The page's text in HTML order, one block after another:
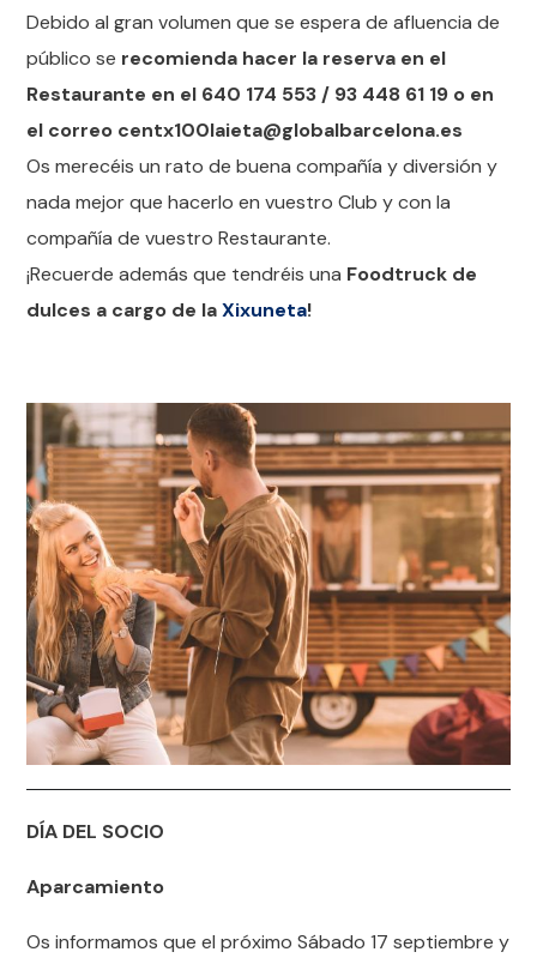
Debido al gran volumen que se espera de afluencia de
público se recomienda hacer la reserva en el
Restaurante en el 640 174 553 / 93 448 61 19 o en
el correo centx100laieta@globalbarcelona.es
Os merecéis un rato de buena compañía y diversión y
nada mejor que hacerlo en vuestro Club y con la
compañía de vuestro Restaurante.
¡Recuerde además que tendréis una Foodtruck de
dulces a cargo de laXixuneta!
DÍA DEL SOCIO
Aparcamiento
Os informamos que el próximo Sábado 17 septiembre y